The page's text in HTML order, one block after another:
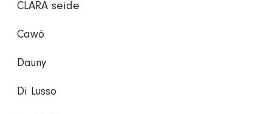
CLARA seide
Cawö
Dauny
Di Lusso